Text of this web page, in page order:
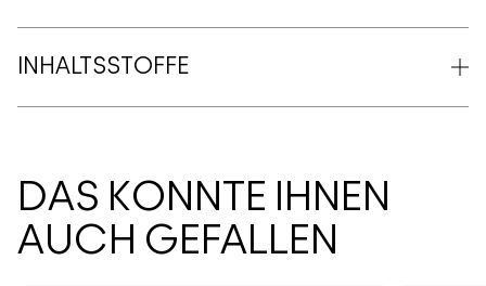
INHALTSSTOFFE
DAS KÖNNTE IHNEN
AUCH GEFALLEN